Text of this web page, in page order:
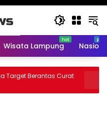
Wisata Lampung
Curat